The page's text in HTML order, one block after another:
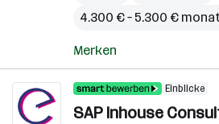
4.300 € – 5.300 €
Merken
Einblicke
SAP Inhouse